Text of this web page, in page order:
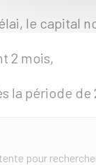
le capital
2 mois,
la période de
pour